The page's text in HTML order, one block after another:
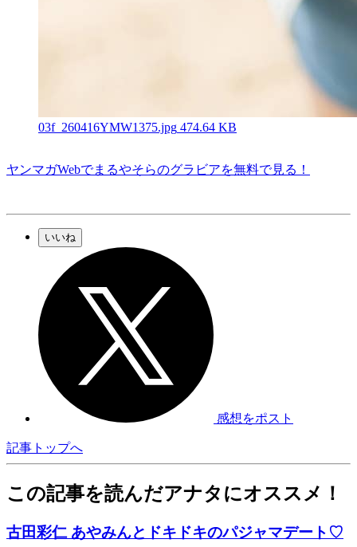
03f_260416YMW1375.jpg 474.64 KB
ヤンマガWebでまるやそらのグラビアを無料で見る！
いいね
感想をポスト
記事トップへ
この記事を読んだアナタにオススメ！
古田彩仁 あやみんとドキドキのパジャマデート♡